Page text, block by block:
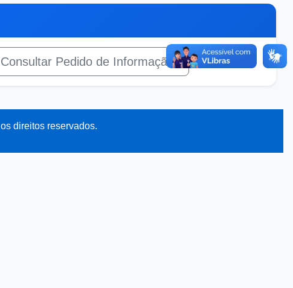
Consultar Pedido de Informação
direitos reservados.